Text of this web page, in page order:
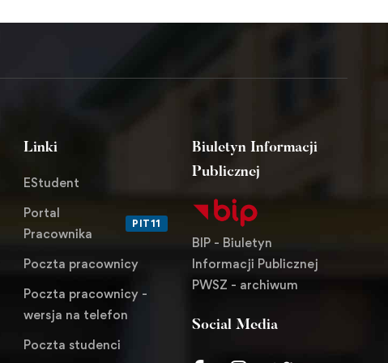
Linki
EStudent
Portal
Pracownika
PIT11
Poczta pracownicy
Poczta pracownicy -
wersja na telefon
Poczta studenci
Biuletyn Informacji
Publicznej
BIP - Biuletyn
Informacji Publicznej
PWSZ - archiwum
Social Media